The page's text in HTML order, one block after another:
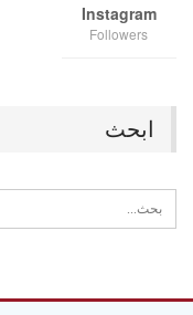
Instagram
Followers
ابحث